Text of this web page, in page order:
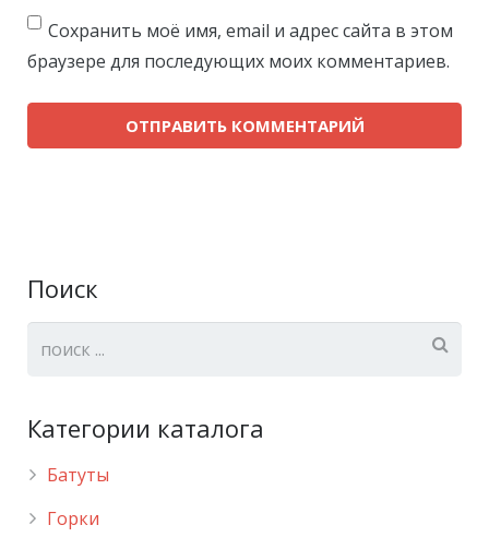
Сохранить моё имя, email и адрес сайта в этом
браузере для последующих моих комментариев.
Поиск
Категории каталога
Батуты
Горки